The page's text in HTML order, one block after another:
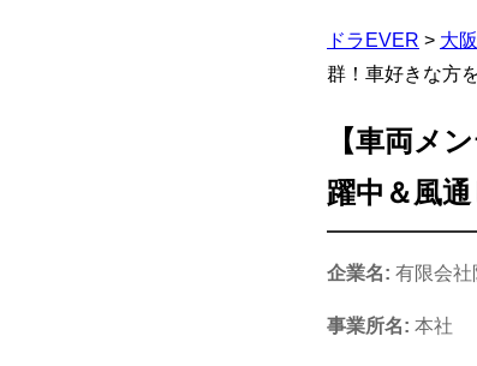
ドラEVER > 大
群！車好きな方
【車両メ
躍中＆風
企業名: 有限会社
事業所名: 本社